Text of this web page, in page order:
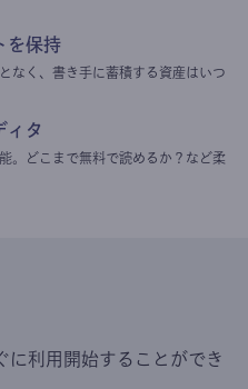
を保持
なく、書き手に蓄積する資産はいつ
ィタ
。どこまで無料で読めるか？など柔
に利用開始することができ